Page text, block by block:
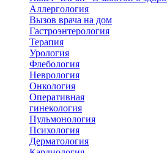
Аллергология
Вызов врача на дом
Гастроэнтерология
Терапия
Урология
Флебология
Неврология
Онкология
Оперативная
гинекология
Пульмонология
Психология
Дерматология